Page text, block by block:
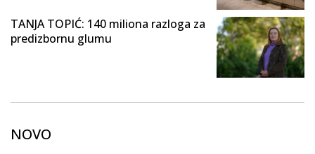
TANJA TOPIĆ: 140 miliona razloga za
predizbornu glumu
NOVO